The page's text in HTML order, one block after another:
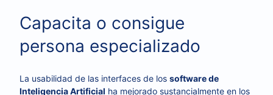
Capacita o consigue
persona especializado
La usabilidad de las interfaces de los software de
Inteligencia Artificial ha mejorado sustancialmente en los